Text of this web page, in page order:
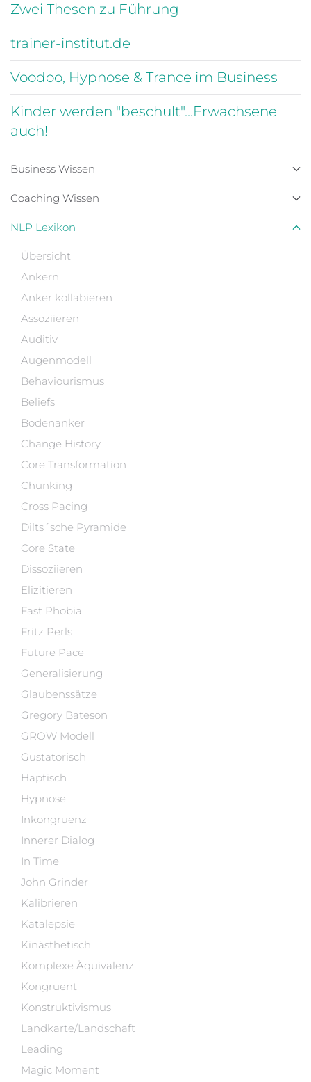
Zwei Thesen zu Führung
trainer-institut.de
Voodoo, Hypnose & Trance im Business
Kinder werden "beschult"...Erwachsene
auch!
Business Wissen
Coaching Wissen
NLP Lexikon
Übersicht
Ankern
Anker kollabieren
Assoziieren
Auditiv
Augenmodell
Behaviourismus
Beliefs
Bodenanker
Change History
Core Transformation
Chunking
Cross Pacing
Dilts´sche Pyramide
Core State
Dissoziieren
Elizitieren
Fast Phobia
Fritz Perls
Future Pace
Generalisierung
Glaubenssätze
Gregory Bateson
GROW Modell
Gustatorisch
Haptisch
Hypnose
Inkongruenz
Innerer Dialog
In Time
John Grinder
Kalibrieren
Katalepsie
Kinästhetisch
Komplexe Äquivalenz
Kongruent
Konstruktivismus
Landkarte/Landschaft
Leading
Magic Moment